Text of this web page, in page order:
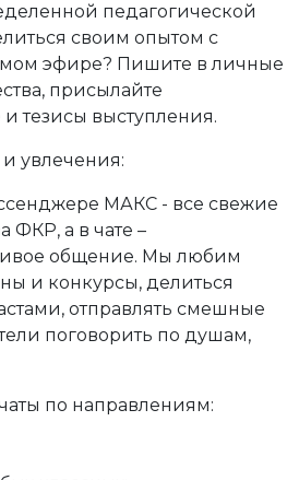
педагогической
своим опытом с
эфире? Пишите в личные
присылайте
тезисы выступления.
увлечения:
МАКС - все свежие
ФКР, а в чате –
общение. Мы любим
и конкурсы, делиться
отправлять смешные
поговорить по душам,
по направлениям: